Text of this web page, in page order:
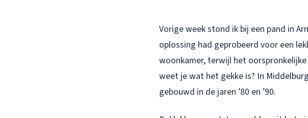
Vorige week stond ik bij een pand in
oplossing had geprobeerd voor een
woonkamer, terwijl het
weet je wat het gekke is? In
gebouwd in de jaren ’80 en ’90.